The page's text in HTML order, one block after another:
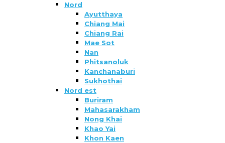
Nord
Ayutthaya
Chiang Mai
Chiang Rai
Mae Sot
Nan
Phitsanoluk
Kanchanaburi
Sukhothai
Nord est
Buriram
Mahasarakham
Nong Khai
Khao Yai
Khon Kaen